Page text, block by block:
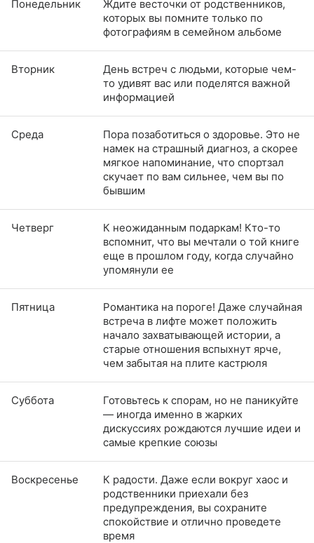
Понедельник
Ждите весточки от родственников,
которых вы помните только по
фотографиям в семейном альбоме
Вторник
День встреч с людьми, которые чем-
то удивят вас или поделятся важной
информацией
Среда
Пора позаботиться о здоровье. Это не
намек на страшный диагноз, а скорее
мягкое напоминание, что спортзал
скучает по вам сильнее, чем вы по
бывшим
Четверг
К неожиданным подаркам! Кто-то
вспомнит, что вы мечтали о той книге
еще в прошлом году, когда случайно
упомянули ее
Пятница
Романтика на пороге! Даже случайная
встреча в лифте может положить
начало захватывающей истории, а
старые отношения вспыхнут ярче,
чем забытая на плите кастрюля
Суббота
Готовьтесь к спорам, но не паникуйте
— иногда именно в жарких
дискуссиях рождаются лучшие идеи и
самые крепкие союзы
Воскресенье
К радости. Даже если вокруг хаос и
родственники приехали без
предупреждения, вы сохраните
спокойствие и отлично проведете
время